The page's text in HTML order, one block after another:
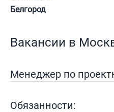
Белгород
Вакансии в
Менеджер по
Обязанности: